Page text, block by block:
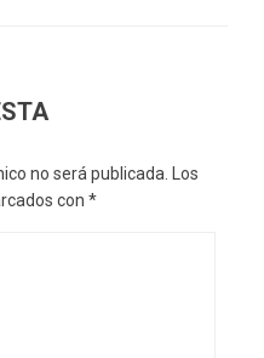
no será publicada. Los
con *